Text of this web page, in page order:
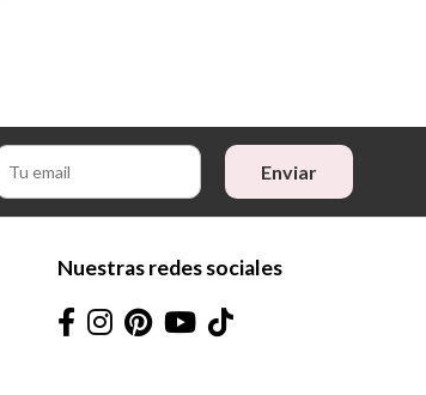
Enviar
Nuestras redes sociales